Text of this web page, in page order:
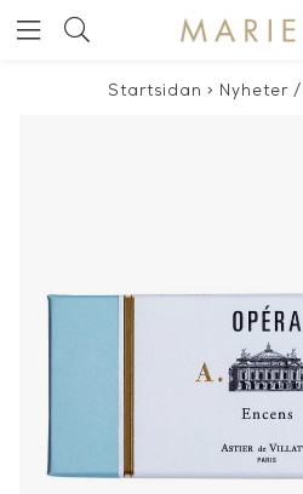
Startsidan > Nyheter /